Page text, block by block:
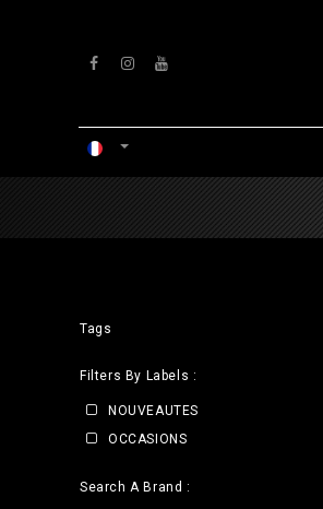
Tags
Filters By Labels :
NOUVEAUTES
OCCASIONS
Search A Brand :